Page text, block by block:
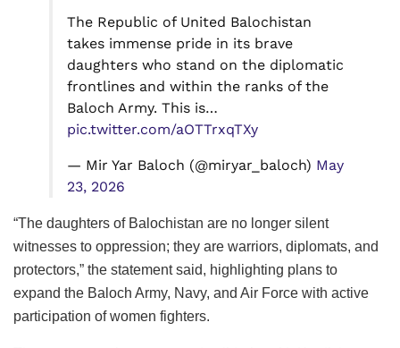
The Republic of United Balochistan
takes immense pride in its brave
daughters who stand on the diplomatic
frontlines and within the ranks of the
Baloch Army. This is…
pic.twitter.com/aOTTrxqTXy
— Mir Yar Baloch (@miryar_baloch) May
23, 2026
“The daughters of Balochistan are no longer silent
witnesses to oppression; they are warriors, diplomats, and
protectors,” the statement said, highlighting plans to
expand the Baloch Army, Navy, and Air Force with active
participation of women fighters.